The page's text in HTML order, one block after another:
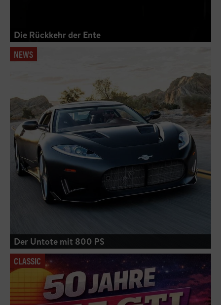
Die Rückkehr der Ente
NEWS
Der Untote mit 800 PS
CLASSIC